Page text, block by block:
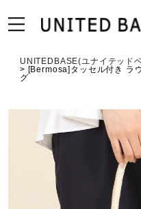
UNITEDBASE(ユナイテッド
[Bermosa]タッセル付き ラ
グ